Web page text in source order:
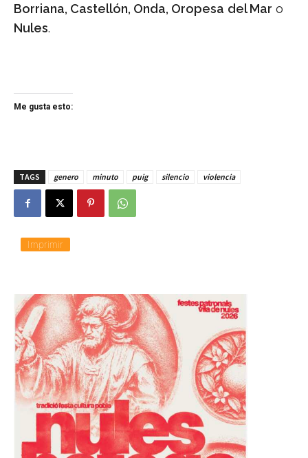
Borriana, Castellón, Onda, Oropesa del Mar o
Nules.
Me gusta esto:
TAGS genero minuto puig silencio violencia
Imprimir